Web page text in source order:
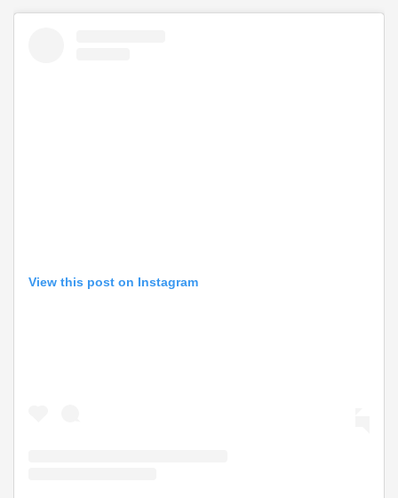
View this post on Instagram